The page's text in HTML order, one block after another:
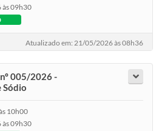
09h30
Atualizado em: 21/05/2026 às 08h36
005/2026 -
10h00
09h30